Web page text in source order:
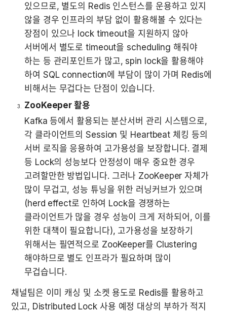
있으므로, 별도의 Redis 인스턴스를 운용하고 있지
않을 경우 인프라의 부담 없이 활용해볼 수 있다는
장점이 있으나 lock timeout을 지원하지 않아
서버에서 별도로 timeout을 scheduling 해줘야
하는 등 관리포인트가 많고, spin lock을 활용해야
하여 SQL connection에 부담이 많이 가며 Redis에
비해서는 무겁다는 단점이 있습니다.
ZooKeeper 활용
Kafka 등에서 활용되는 분산서버 관리 시스템으로,
각 클라이언트의 Session 및 Heartbeat 체킹 등의
서버 로직을 응용하여 고가용성을 보장합니다. 결제
등 Lock의 성능보다 안정성이 매우 중요한 경우
고려할만한 방법입니다. 그러나 ZooKeeper 자체가
많이 무겁고, 성능 튜닝을 위한 러닝커브가 있으며
(herd effect로 인하여 Lock을 경쟁하는
클라이언트가 많을 경우 성능이 크게 저하되어, 이를
위한 대책이 필요합니다), 고가용성을 보장하기
위해서는 필연적으로 ZooKeeper를 Clustering
해야하므로 별도 인프라가 필요하며 많이
무겁습니다.
채널팀은 이미 캐싱 및 소켓 용도로 Redis를 활용하고
있고, Distributed Lock 사용 예정 대상의 부하가 적지